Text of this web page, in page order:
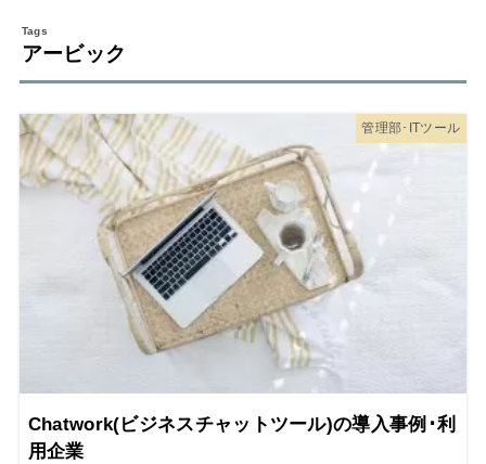
アービック
管理部･ITツール
Chatwork(ビジネスチャットツール)の導入事例･利
用企業